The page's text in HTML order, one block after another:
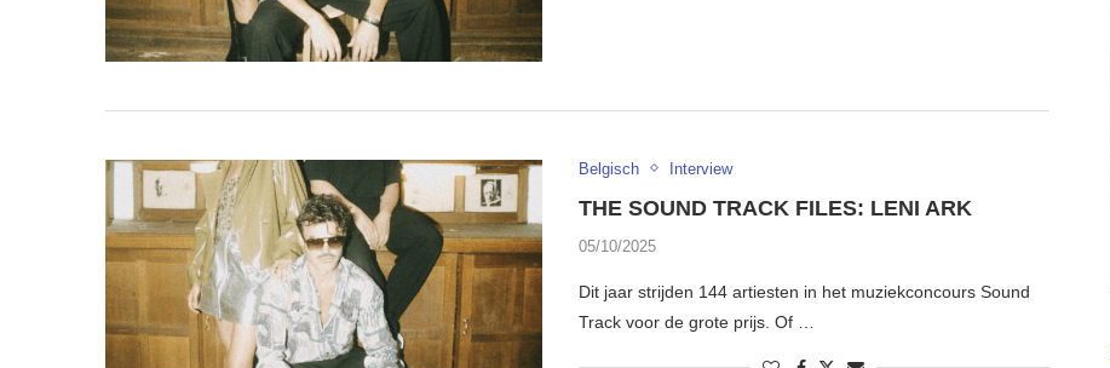
Belgisch Interview
THE SOUND TRACK FILES: LENI ARK
05/10/2025
Dit jaar strijden 144 artiesten in het muziekconcours Sound
Track voor de grote prijs. Of …